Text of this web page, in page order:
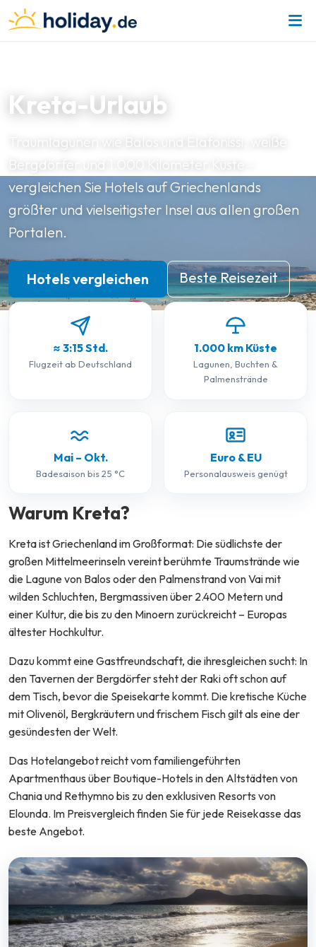
Kreta-Urlaub
Traumlagunen wie Balos und Elafonissi, weiße
Bergdörfer und 1.000 Kilometer Küste –
vergleichen Sie Hotels auf Griechenlands
größter und vielseitigster Insel aus allen großen
Portalen.
Hotels vergleichen Beste Reisezeit
≈ 3:15 Std.
Flugzeit ab Deutschland
1.000 km Küste
Lagunen, Buchten &
Palmenstrände
Mai – Okt.
Badesaison bis 25 °C
Euro & EU
Personalausweis genügt
Warum Kreta?
Kreta ist Griechenland im Großformat: Die südlichste der
großen Mittelmeerinseln vereint berühmte Traumstrände wie
die Lagune von Balos oder den Palmenstrand von Vai mit
wilden Schluchten, Bergmassiven über 2.400 Metern und
einer Kultur, die bis zu den Minoern zurückreicht – Europas
ältester Hochkultur.
Dazu kommt eine Gastfreundschaft, die ihresgleichen sucht: In
den Tavernen der Bergdörfer steht der Raki oft schon auf
dem Tisch, bevor die Speisekarte kommt. Die kretische Küche
mit Olivenöl, Bergkräutern und frischem Fisch gilt als eine der
gesündesten der Welt.
Das Hotelangebot reicht vom familiengeführten
Apartmenthaus über Boutique-Hotels in den Altstädten von
Chania und Rethymno bis zu den exklusiven Resorts von
Elounda. Im Preisvergleich finden Sie für jede Reisekasse das
beste Angebot.